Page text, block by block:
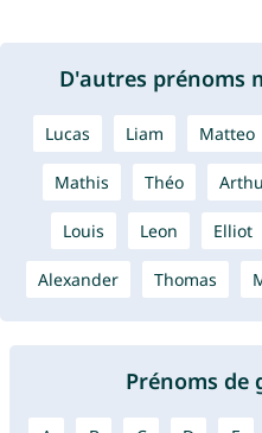
D'autres prénoms
Lucas Liam Matteo
Mathis Théo
Louis Leon Elliot
Alexander Thomas
Prénoms de